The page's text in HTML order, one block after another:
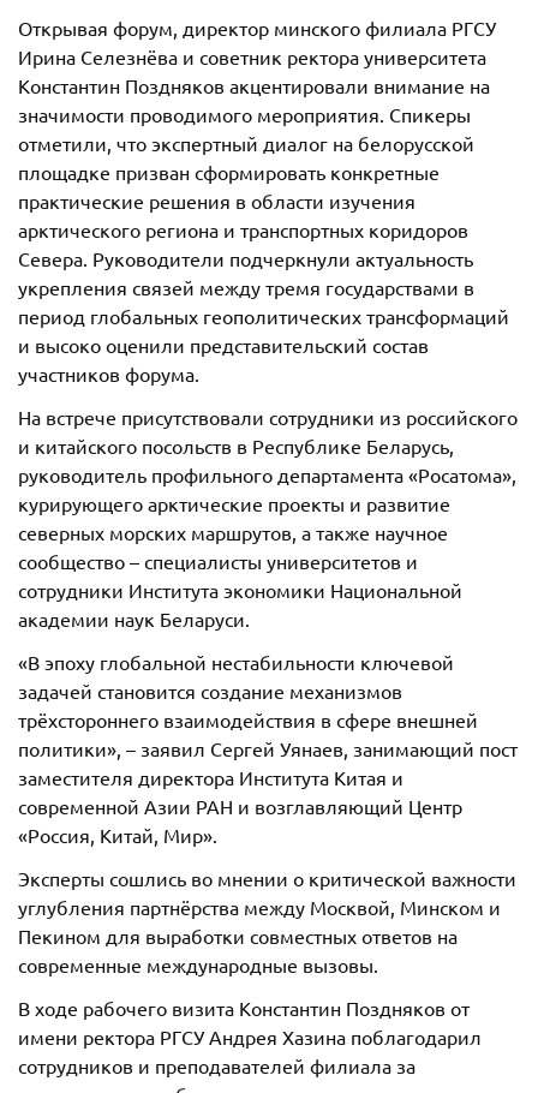
Открывая форум, директор минского филиала РГСУ
Ирина Селезнёва и советник ректора университета
Константин Поздняков акцентировали внимание на
значимости проводимого мероприятия. Спикеры
отметили, что экспертный диалог на белорусской
площадке призван сформировать конкретные
практические решения в области изучения
арктического региона и транспортных коридоров
Севера. Руководители подчеркнули актуальность
укрепления связей между тремя государствами в
период глобальных геополитических трансформаций
и высоко оценили представительский состав
участников форума.
На встрече присутствовали сотрудники из российского
и китайского посольств в Республике Беларусь,
руководитель профильного департамента «Росатома»,
курирующего арктические проекты и развитие
северных морских маршрутов, а также научное
сообщество – специалисты университетов и
сотрудники Института экономики Национальной
академии наук Беларуси.
«В эпоху глобальной нестабильности ключевой
задачей становится создание механизмов
трёхстороннего взаимодействия в сфере внешней
политики», – заявил Сергей Уянаев, занимающий пост
заместителя директора Института Китая и
современной Азии РАН и возглавляющий Центр
«Россия, Китай, Мир».
Эксперты сошлись во мнении о критической важности
углубления партнёрства между Москвой, Минском и
Пекином для выработки совместных ответов на
современные международные вызовы.
В ходе рабочего визита Константин Поздняков от
имени ректора РГСУ Андрея Хазина поблагодарил
сотрудников и преподавателей филиала за